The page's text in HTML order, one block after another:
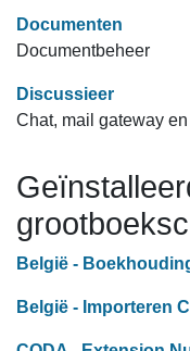
Documenten
Documentbeheer
Discussieer
Chat, mail gateway
België -
België - Importeren